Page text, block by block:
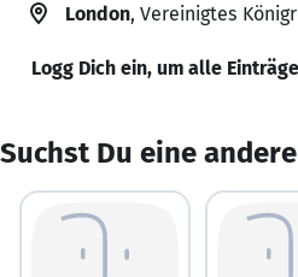
London, Vereinigtes
Logg Dich ein, um alle
Suchst Du eine